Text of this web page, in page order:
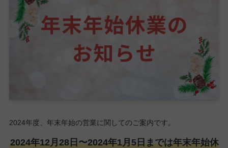
2024年度、年末年始の営業に関してのご案内です。
2024年12月28日〜2024年1月5日までは年末年始休